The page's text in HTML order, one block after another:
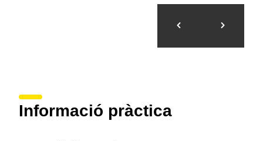
Informació pràctica